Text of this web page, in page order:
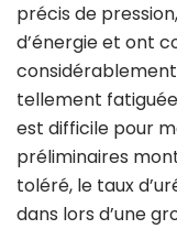
précis de
d’énergie et ont
tellement
est difficile pour
préliminaires
toléré, le taux
dans lors d’une